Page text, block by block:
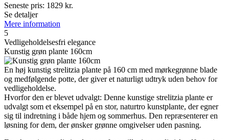
Seneste pris: 1829 kr.
Se detaljer
Mere information
5
Vedligeholdelsesfri elegance
Kunstig grøn plante 160cm
En høj kunstig strelitzia plante på 160 cm med mørkegrønne blade
og medfølgende potte, der giver et naturligt udtryk uden behov for
vedligeholdelse.
Hvorfor den er blevet udvalgt: Denne kunstige strelitzia plante er
udvalgt som et eksempel på en stor, naturtro kunstplante, der egner
sig til indretning i både hjem og sommerhus. Den repræsenterer en
løsning for dem, der ønsker grønne omgivelser uden pasning.